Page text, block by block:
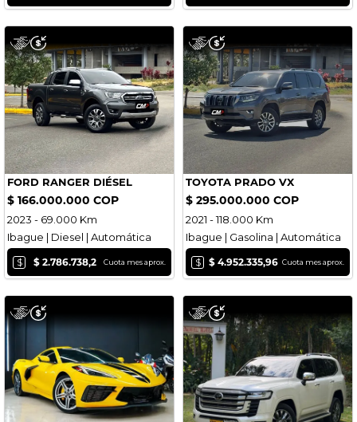
FORD RANGER DIÉSEL
$ 166.000.000 COP
2023 - 69.000 Km
Ibague | Diesel | Automática
$ $ 2.786.738,2 Cuota mes aprox.
TOYOTA PRADO VX
$ 295.000.000 COP
2021 - 118.000 Km
Ibague | Gasolina | Automática
$ $ 4.952.335,96 Cuota mes aprox.